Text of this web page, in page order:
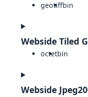
geotiffbin
Webside Tiled
octetbin
Webside